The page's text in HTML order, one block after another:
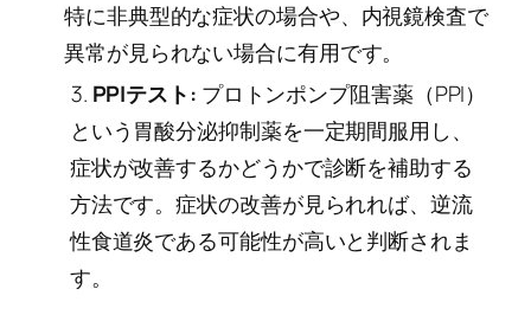
特に非典型的な症状の場合や、内視鏡検査で
異常が見られない場合に有用です。
PPIテスト: プロトンポンプ阻害薬（PPI）
という胃酸分泌抑制薬を一定期間服用し、
症状が改善するかどうかで診断を補助する
方法です。症状の改善が見られれば、逆流
性食道炎である可能性が高いと判断されま
す。